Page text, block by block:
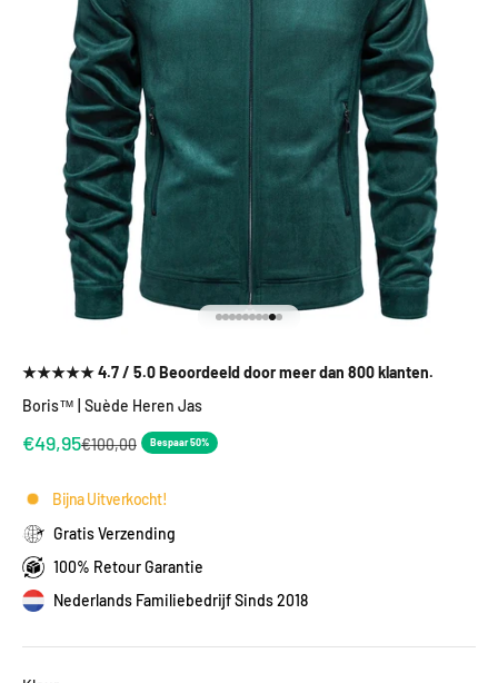
★★★★★ 4.7 / 5.0 Beoordeeld door meer dan 800 klanten.
Boris™ | Suède Heren Jas
Aanbiedingsprijs
€49,95Normale prijs
€100,00 Bespaar 50%
Bijna Uitverkocht!
Gratis Verzending
100% Retour Garantie
Nederlands Familiebedrijf Sinds 2018